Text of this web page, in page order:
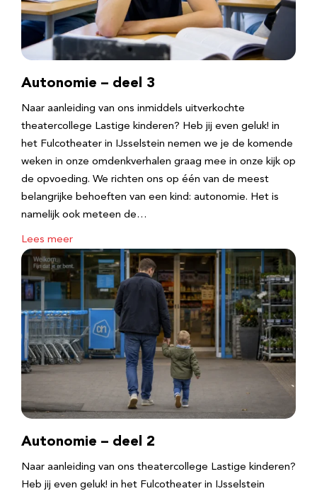
Autonomie – deel 3
Naar aanleiding van ons inmiddels uitverkochte
theatercollege Lastige kinderen? Heb jij even geluk! in
het Fulcotheater in IJsselstein nemen we je de komende
weken in onze omdenkverhalen graag mee in onze kijk op
de opvoeding. We richten ons op één van de meest
belangrijke behoeften van een kind: autonomie. Het is
namelijk ook meteen de…
Lees meer
Autonomie – deel 2
Naar aanleiding van ons theatercollege Lastige kinderen?
Heb jij even geluk! in het Fulcotheater in IJsselstein